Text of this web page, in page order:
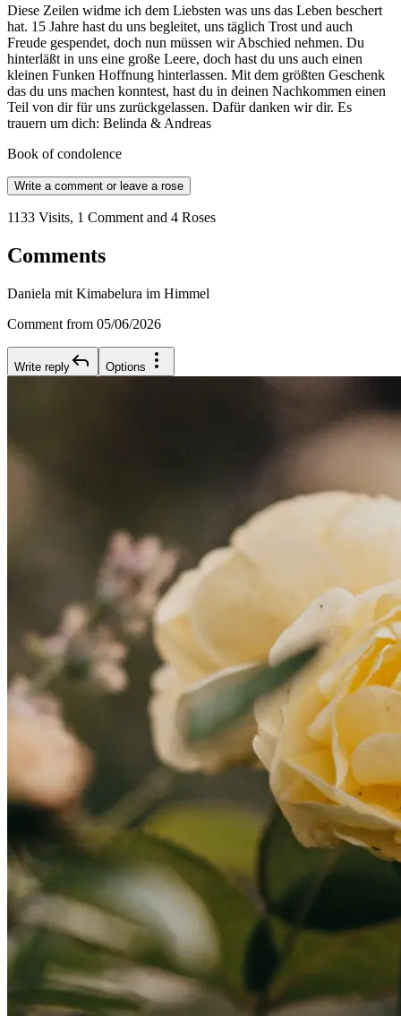
Diese Zeilen widme ich dem Liebsten was uns das Leben beschert
hat. 15 Jahre hast du uns begleitet, uns täglich Trost und auch
Freude gespendet, doch nun müssen wir Abschied nehmen. Du
hinterläßt in uns eine große Leere, doch hast du uns auch einen
kleinen Funken Hoffnung hinterlassen. Mit dem größten Geschenk
das du uns machen konntest, hast du in deinen Nachkommen einen
Teil von dir für uns zurückgelassen. Dafür danken wir dir. Es
trauern um dich: Belinda & Andreas
Book of condolence
Write a comment or leave a rose
1133 Visits, 1 Comment and 4 Roses
Comments
Daniela mit Kimabelura im Himmel
Comment from 05/06/2026
Write reply Options